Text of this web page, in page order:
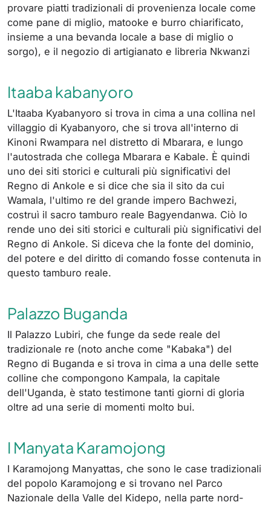
provare piatti tradizionali di provenienza locale come
come pane di miglio, matooke e burro chiarificato,
insieme a una bevanda locale a base di miglio o
sorgo), e il negozio di artigianato e libreria Nkwanzi
Itaaba kabanyoro
L'Itaaba Kyabanyoro si trova in cima a una collina nel
villaggio di Kyabanyoro, che si trova all'interno di
Kinoni Rwampara nel distretto di Mbarara, e lungo
l'autostrada che collega Mbarara e Kabale. È quindi
uno dei siti storici e culturali più significativi del
Regno di Ankole e si dice che sia il sito da cui
Wamala, l'ultimo re del grande impero Bachwezi,
costruì il sacro tamburo reale Bagyendanwa. Ciò lo
rende uno dei siti storici e culturali più significativi del
Regno di Ankole. Si diceva che la fonte del dominio,
del potere e del diritto di comando fosse contenuta in
questo tamburo reale.
Palazzo Buganda
Il Palazzo Lubiri, che funge da sede reale del
tradizionale re (noto anche come "Kabaka") del
Regno di Buganda e si trova in cima a una delle sette
colline che compongono Kampala, la capitale
dell'Uganda, è stato testimone tanti giorni di gloria
oltre ad una serie di momenti molto bui.
I Manyata Karamojong
I Karamojong Manyattas, che sono le case tradizionali
del popolo Karamojong e si trovano nel Parco
Nazionale della Valle del Kidepo, nella parte nord-